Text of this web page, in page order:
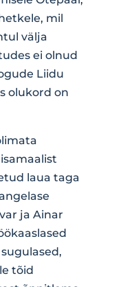
mil
välja
ei olnud
Liidu
olukord on
laua taga
ja Ainar
tõid